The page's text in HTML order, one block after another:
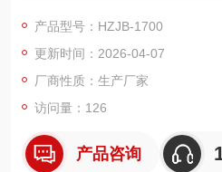
机变压器差动保护的起动值、速断
试。
产品型号：HZJB-1700
更新时间：2026-04-07
厂商性质：生产厂家
访问量：126
产品咨询